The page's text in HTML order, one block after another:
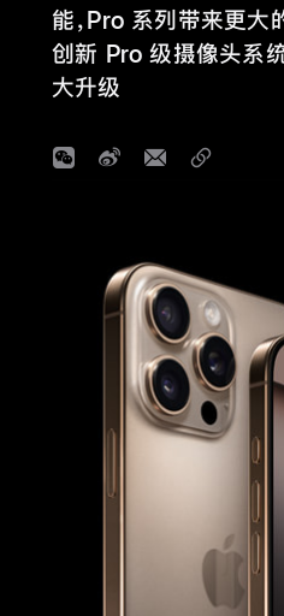
能，Pro 系列带来更大
创新 Pro 级摄像头系
大升级